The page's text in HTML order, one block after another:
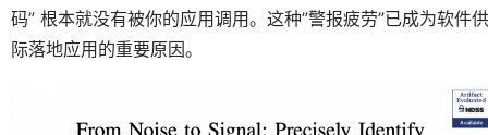
码” 根本就没有被你的应用调用。这种”警报疲劳”已成为软
际落地应用的重要原因。